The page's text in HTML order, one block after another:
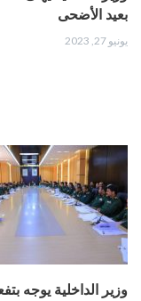
بعيد الأضحى
يونيو 27, 2023
وزير الداخلية يوجه